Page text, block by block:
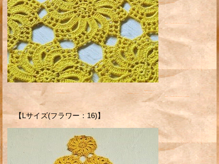
【Lサイズ(フラワー：16)】